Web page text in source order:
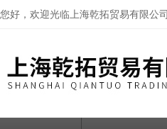
您好，欢迎光临上海乾拓贸易有限公司